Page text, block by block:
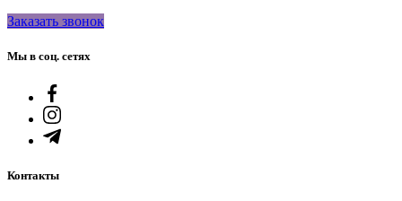
Заказать звонок
Мы в соц. сетях
Контакты